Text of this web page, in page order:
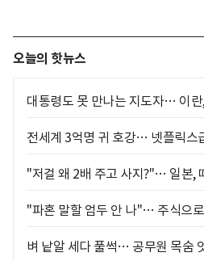
오늘의 핫뉴스
대통령도 못 만나는 지도자… 이
전세계 3억명 귀 호강… 넷플릭스
"저걸 왜 2배 주고 사지?"… 일본,
"파혼 말할 엄두 안 나"… 주식으
벼 낱알 세다 풀썩… 공무원 목숨